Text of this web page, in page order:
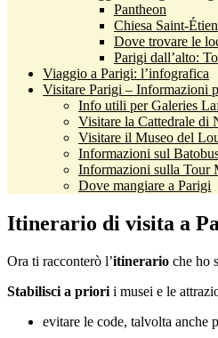
Pantheon
Chiesa Saint-
Dove trovare le
Parigi dall’alto:
Viaggio a Parigi: l’infografica
Visitare Parigi – Informazioni
Info utili per Galeries
Visitare la Cattedrale di
Visitare il Museo del
Informazioni sul
Informazioni sulla Tour
Dove mangiare a Parigi
Itinerario di visita a
Ora ti racconterò l’itinerario che ho
Stabilisci a priori i musei e le
evitare le code, talvolta anche